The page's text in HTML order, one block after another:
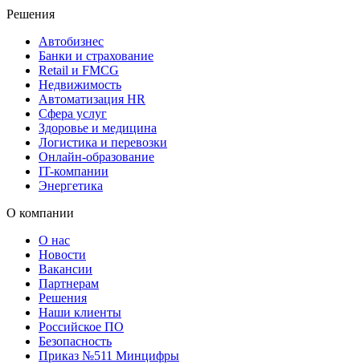
Решения
Автобизнес
Банки и страхование
Retail и FMCG
Недвижимость
Автоматизация HR
Сфера услуг
Здоровье и медицина
Логистика и перевозки
Онлайн-образование
IT-компании
Энергетика
О компании
О нас
Новости
Вакансии
Партнерам
Решения
Наши клиенты
Российское ПО
Безопасность
Приказ №511 Минцифры